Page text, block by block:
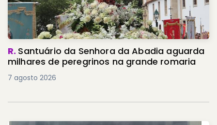
R. Santuário da Senhora da Abadia aguarda
milhares de peregrinos na grande romaria
7 agosto 2026